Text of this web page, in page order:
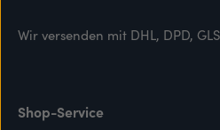
Wir versenden mit DHL, DPD,
Shop-Service